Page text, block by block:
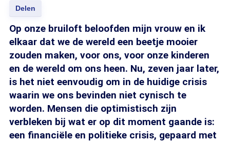
Delen
Op onze bruiloft beloofden mijn vrouw en ik
elkaar dat we de wereld een beetje mooier
zouden maken, voor ons, voor onze kinderen
en de wereld om ons heen. Nu, zeven jaar later,
is het niet eenvoudig om in de huidige crisis
waarin we ons bevinden niet cynisch te
worden. Mensen die optimistisch zijn
verbleken bij wat er op dit moment gaande is:
een financiële en politieke crisis, gepaard met